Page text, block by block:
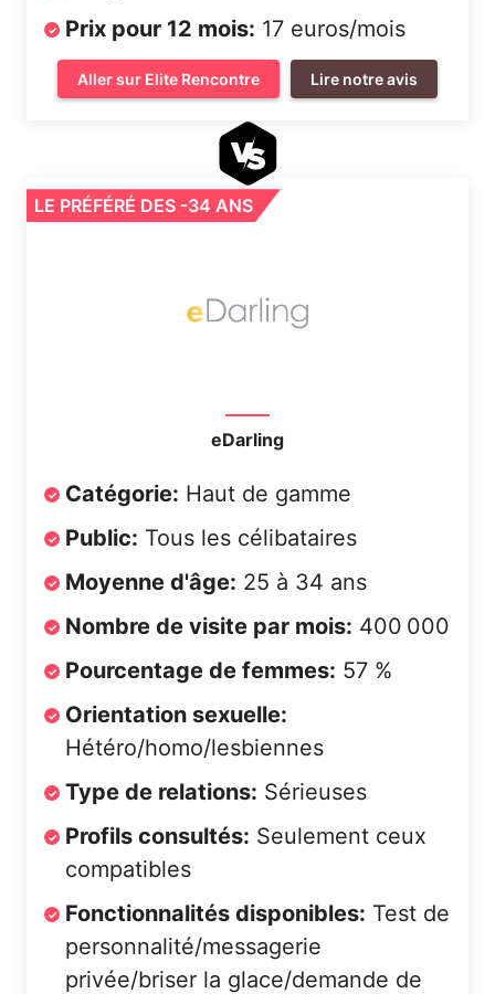
Prix pour 12 mois: 17 euros/mois
Aller sur Elite Rencontre Lire notre avis
LE PRÉFÉRÉ DES -34 ANS
eDarling
Catégorie: Haut de gamme
Public: Tous les célibataires
Moyenne d'âge: 25 à 34 ans
Nombre de visite par mois: 400 000
Pourcentage de femmes: 57 %
Orientation sexuelle:
Hétéro/homo/lesbiennes
Type de relations: Sérieuses
Profils consultés: Seulement ceux
compatibles
Fonctionnalités disponibles: Test de
personnalité/messagerie
privée/briser la glace/demande de